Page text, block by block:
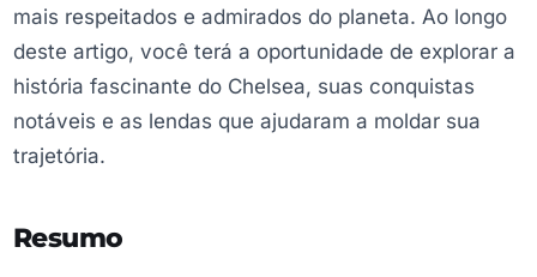
mais respeitados e admirados do planeta. Ao longo
deste artigo, você terá a oportunidade de explorar a
história fascinante do Chelsea, suas conquistas
notáveis e as lendas que ajudaram a moldar sua
trajetória.
Resumo